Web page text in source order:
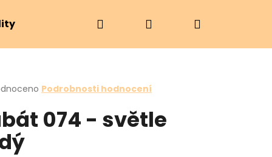
Hledat PřihlášeníNákupní
Podrobnosti hodnocení
074 - světle